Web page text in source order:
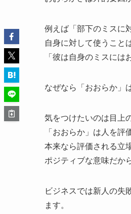
例えば「部下のミスに
自身に対して使うこと
「彼は自身のミスには
なぜなら「おおらか」
気をつけたいのは目上
「おおらか」は人を評
本来なら評価される立
ポジティブな意味だか
ビジネスでは新人の失
ます。